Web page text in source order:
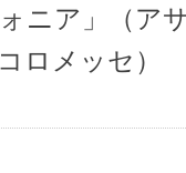
ニア」（ア
ロメッセ）